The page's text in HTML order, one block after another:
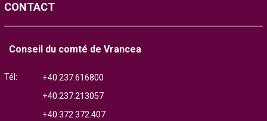
CONTACT
Conseil du comté de Vrancea
Tél:
+40.237.616800
+40.237.213057
+40.372.372.407